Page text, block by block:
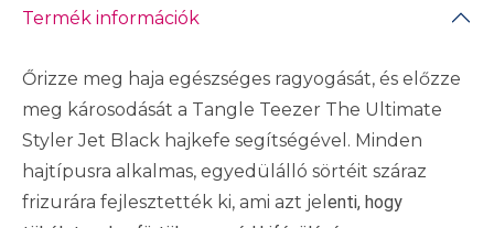
Termék információk
Őrizze meg haja egészséges ragyogását, és előzze
meg károsodását a Tangle Teezer The Ultimate
Styler Jet Black hajkefe segítségével. Minden
hajtípusra alkalmas, egyedülálló sörtéit száraz
frizurára fejlesztették ki, ami azt jel enti, hogy